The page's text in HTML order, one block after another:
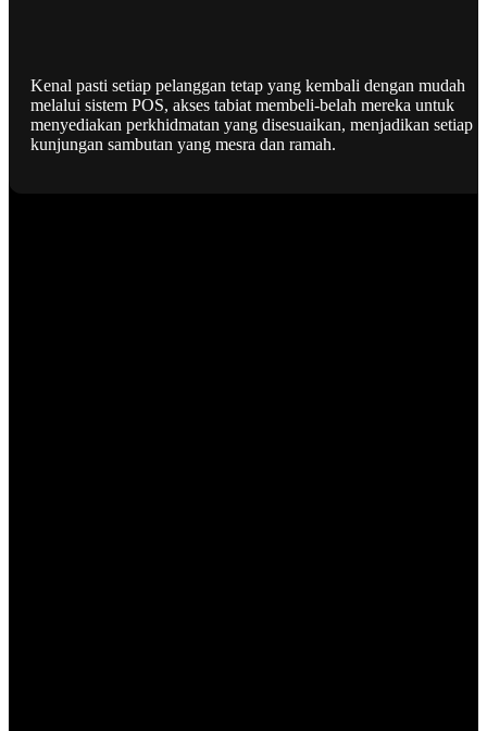
Kenal pasti setiap pelanggan tetap yang kembali dengan mudah
melalui sistem POS, akses tabiat membeli-belah mereka untuk
menyediakan perkhidmatan yang disesuaikan, menjadikan setiap
kunjungan sambutan yang mesra dan ramah.